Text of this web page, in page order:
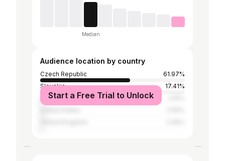
Median
Audience location by country
Czech Republic
61.97%
Slovakia
17.41%
South Korea
Start a Free Trial to Unlock